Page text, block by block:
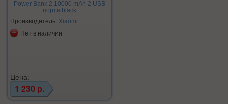
Power Bank 2 10000 mAh 2 USB
порта black
Производитель: Xiaomi
Нет в наличии
Цена:
1 230 р.